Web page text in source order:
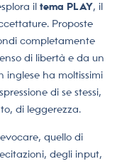
il tema PLAY, il
Proposte
completamente
di libertà e da un
inglese ha moltissimi
di se stessi,
di leggerezza.
quello di
degli input,